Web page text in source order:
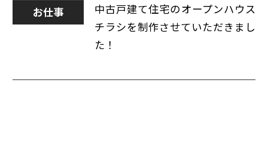
中古戸建て住宅のオープンハウス
チラシを制作させていただきまし
た！
お仕事